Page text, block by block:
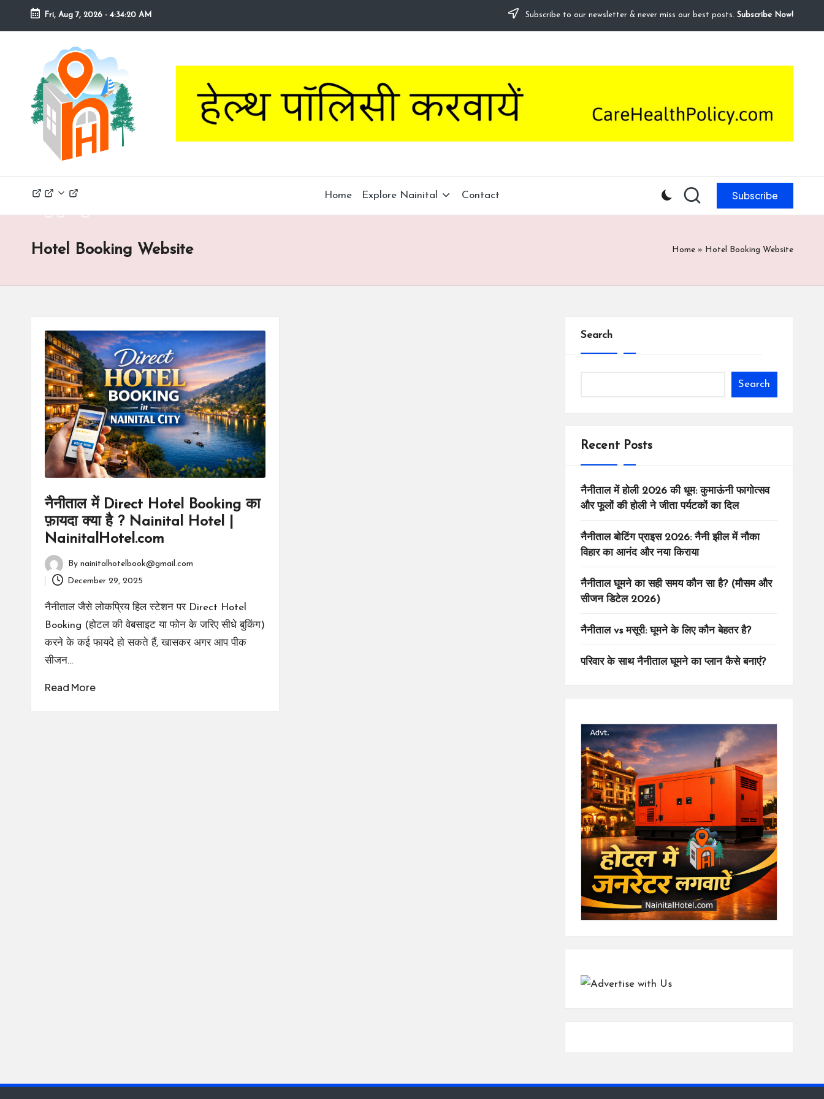
Skip
Fri, Aug 7, 2026 - 4:34:20 AM Subscribe to our newsletter & never miss our best posts. Subscribe Now!
a
in
it
lh
o
t
m
Nainital
Hotel
Booking
Website
HomeExploreContact Home Explore Nainital Contact Subscribe
Hotel Booking Website Home » Hotel Booking Website
नैनीताल में Direct Hotel Booking का
फ़ायदा क्या है ? Nainital Hotel |
NainitalHotel.com
Posted
by
By nainitalhotelbook@gmail.com
December 29, 2025
नैनीताल जैसे लोकप्रिय हिल स्टेशन पर Direct Hotel
Booking (होटल की वेबसाइट या फोन के जरिए सीधे बुकिंग)
करने के कई फायदे हो सकते हैं, खासकर अगर आप पीक
सीजन…
Read More
Search
Search
Recent Posts
नैनीताल में होली 2026 की धूम: कुमाऊंनी फागोत्सव
और फूलों की होली ने जीता पर्यटकों का दिल
नैनीताल बोटिंग प्राइस 2026: नैनी झील में नौका
विहार का आनंद और नया किराया
नैनीताल घूमने का सही समय कौन सा है? (मौसम और
सीजन डिटेल 2026)
नैनीताल vs मसूरी: घूमने के लिए कौन बेहतर है?
परिवार के साथ नैनीताल घूमने का प्लान कैसे बनाएं?